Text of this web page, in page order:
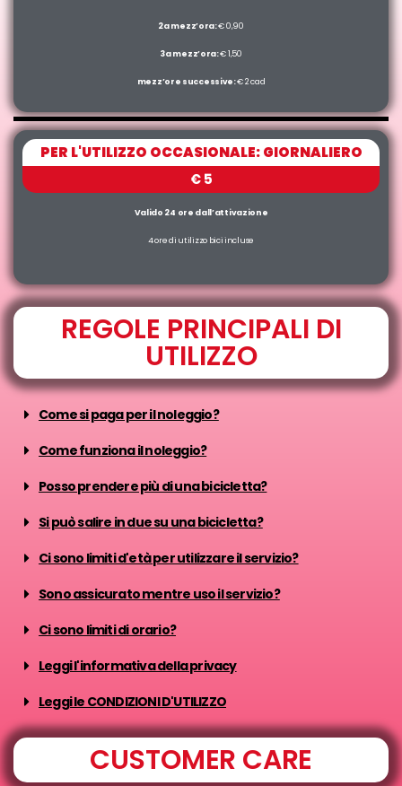
2a mezz’ora:€ 0,90
3a mezz’ora:€ 1,50
mezz’ore successive:€ 2 cad
PER L'UTILIZZO OCCASIONALE: GIORNALIERO
€ 5
Valido 24 ore dall’attivazione
4 ore di utilizzo bici incluse
REGOLE PRINCIPALI DI
UTILIZZO
Come si paga per il noleggio?
Come funziona il noleggio?
Posso prendere più di una bicicletta?
Si può salire in due su una bicicletta?
Ci sono limiti d'età per utilizzare il servizio?
Sono assicurato mentre uso il servizio?
Ci sono limiti di orario?
Leggi l'informativa della privacy
Leggi le CONDIZIONI D'UTILIZZO
CUSTOMER CARE